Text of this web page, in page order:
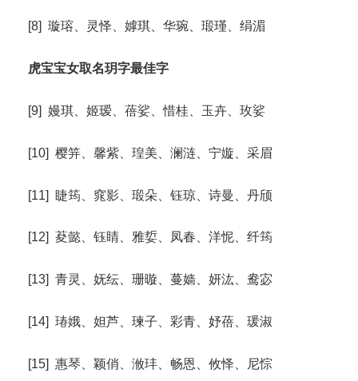
[8] 璇瑢、灵怿、嫭琪、华琬、瑖瑾、绢湄
虎宝宝女取名玥字最佳字
[9] 嫚琪、姬瑷、蓓娑、惜桂、玉卉、玫娑
[10] 樱笄、馨紫、瑝美、澜涟、宁嫙、采眉
[11] 睫筠、窕影、瑖朵、钰琼、诗曼、丹颀
[12] 荾懿、钰睛、雅娎、凤春、洋怩、纤筠
[13] 青灵、妩纭、珊暶、蔓嫱、妍汯、鸯宓
[14] 瑃娥、妲芦、瑓子、彩青、妤蓓、瑗淑
[15] 惠琴、颖俏、浟玤、畅恩、攸怿、尼悰